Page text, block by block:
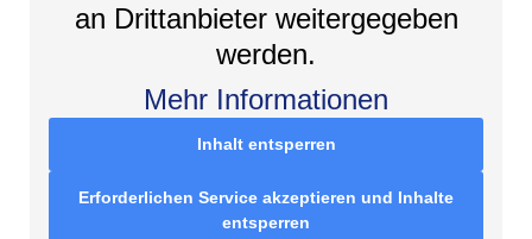
an Drittanbieter weitergegeben
werden.
Mehr Informationen
Inhalt entsperren
Erforderlichen Service akzeptieren und Inhalte
entsperren